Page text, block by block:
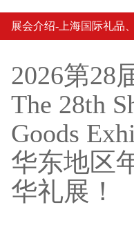
展会介绍-上海国际礼品
2026第28
The 28th
Goods
华东地区
华礼展！